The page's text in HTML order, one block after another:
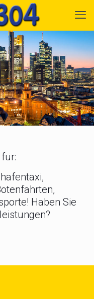
Haben Sie